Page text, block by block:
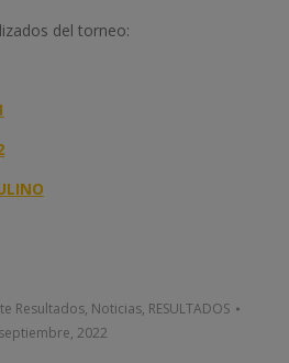
del torneo:
Resultados, Noticias, RESULTADOS
2022